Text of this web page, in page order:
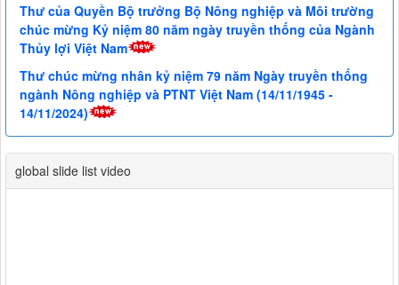
Thư của Quyền Bộ trưởng Bộ Nông nghiệp và Môi trường
chúc mừng Kỷ niệm 80 năm ngày truyền thống của Ngành
Thủy lợi Việt Nam
Thư chúc mừng nhân kỷ niệm 79 năm Ngày truyền thống
ngành Nông nghiệp và PTNT Việt Nam (14/11/1945 -
14/11/2024)
global slide list video